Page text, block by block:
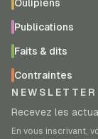
Oulipiens
Publications
Faits & dits
Contraintes
NEWSLETTER
Recevez les
En vous inscrivant,